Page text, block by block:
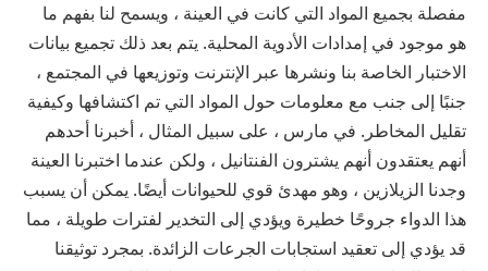
مفصلة بجميع المواد التي كانت في العينة ، ويسمح لنا بفهم ما
هو موجود في إمدادات الأدوية المحلية. يتم بعد ذلك تجميع بيانات
الاختبار الخاصة بنا ونشرها عبر الإنترنت وتوزيعها في المجتمع ،
جنبًا إلى جنب مع معلومات حول المواد التي تم اكتشافها وكيفية
تقليل المخاطر. في مارس ، على سبيل المثال ، أخبرنا أحدهم
أنهم يعتقدون أنهم يشترون الفنتانيل ، ولكن عندما اختبرنا العينة
وجدنا الزيلازين ، وهو مهدئ قوي للحيوانات أيضًا. يمكن أن يسبب
هذا الدواء جروحًا خطيرة ويؤدي إلى التخدير لفترات طويلة ، مما
قد يؤدي إلى تعقيد استجابات الجرعات الزائدة. بمجرد توثيقنا